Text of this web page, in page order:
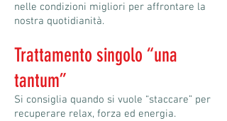
nelle condizioni migliori per affrontare la
nostra quotidianità.
Trattamento singolo “una
tantum”
Si consiglia quando si vuole “staccare” per
recuperare relax, forza ed energia.